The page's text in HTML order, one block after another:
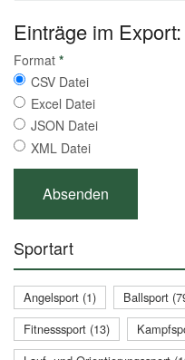
Einträge im
Format *
CSV Datei
Excel Datei
JSON Datei
XML Datei
Sportart
Angelsport (1) Ballsport
Fitnesssport (13)